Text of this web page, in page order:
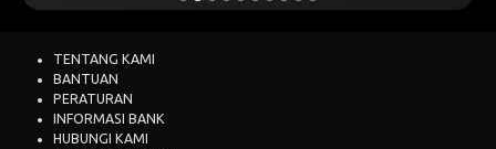
TENTANG KAMI
BANTUAN
PERATURAN
INFORMASI BANK
HUBUNGI KAMI